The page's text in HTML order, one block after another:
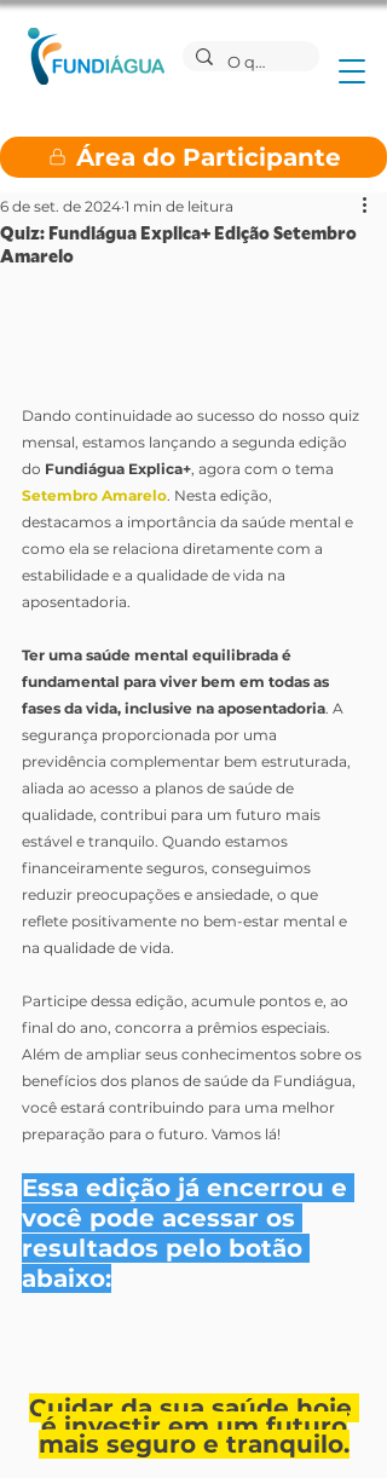
Área do Participante
Quiz: Fundiágua Explica+ Edição Setembro
Amarelo
6 de set. de 2024 1 min de leitura
Dando continuidade ao sucesso do nosso quiz
mensal, estamos lançando a segunda edição
do Fundiágua Explica+, agora com o tema
Setembro Amarelo . Nesta edição,
destacamos a importância da saúde mental e
como ela se relaciona diretamente com a
estabilidade e a qualidade de vida na
aposentadoria.
Ter uma saúde mental equilibrada é
fundamental para viver bem em todas as
fases da vida, inclusive na aposentadoria . A
segurança proporcionada por uma
previdência complementar bem estruturada,
aliada ao acesso a planos de saúde de
qualidade, contribui para um futuro mais
estável e tranquilo. Quando estamos
financeiramente seguros, conseguimos
reduzir preocupações e ansiedade, o que
reflete positivamente no bem-estar mental e
na qualidade de vida.
Participe dessa edição, acumule pontos e, ao
final do ano, concorra a prêmios especiais.
Além de ampliar seus conhecimentos sobre os
benefícios dos planos de saúde da Fundiágua,
você estará contribuindo para uma melhor
preparação para o futuro. Vamos lá!
Essa edição já encerrou e
você pode acessar os
resultados pelo botão
abaixo:
Cuidar da sua saúde hoje
é investir em um futuro
mais seguro e tranquilo.